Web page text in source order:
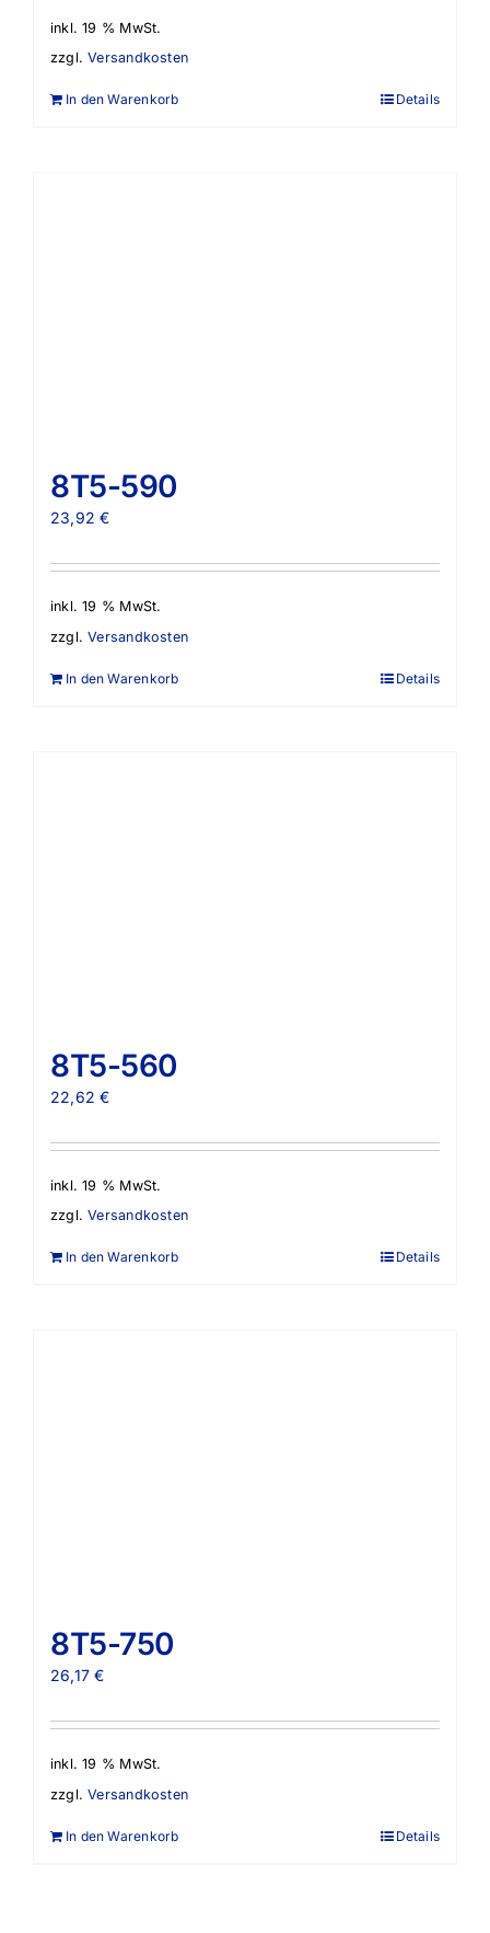
inkl. 19 % MwSt.
zzgl.Versandkosten
In den Warenkorb Details
8T5-590
23,92€
inkl. 19 % MwSt.
zzgl.Versandkosten
In den Warenkorb Details
8T5-560
22,62€
inkl. 19 % MwSt.
zzgl.Versandkosten
In den Warenkorb Details
8T5-750
26,17€
inkl. 19 % MwSt.
zzgl.Versandkosten
In den Warenkorb Details